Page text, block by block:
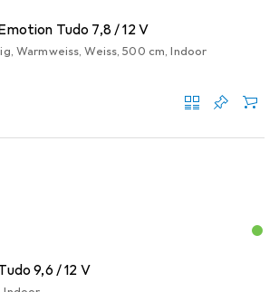
Tudo 7,8 / 12 V
Warmweiss, Weiss, 500 cm, Indoor
9,6 / 12 V